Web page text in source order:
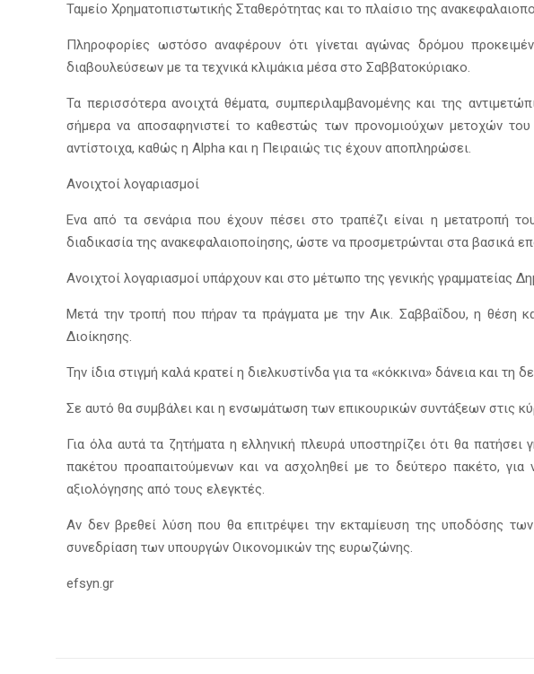
Ταμείο Χρηματοπιστωτικής Σταθερότητας και το πλαίσιο της
Πληροφορίες ωστόσο αναφέρουν ότι γίνεται αγώνας δρόμου
διαβουλεύσεων με τα τεχνικά κλιμάκια μέσα στο Σαββατοκύριακο.
Τα περισσότερα ανοιχτά θέματα, συμπεριλαμβανομένης και της
σήμερα να αποσαφηνιστεί το καθεστώς των προνομιούχων μετοχών
αντίστοιχα, καθώς η Alpha και η Πειραιώς τις έχουν αποπληρώσει.
Ανοιχτοί λογαριασμοί
Ενα από τα σενάρια που έχουν πέσει στο τραπέζι είναι η μετατροπή
διαδικασία της ανακεφαλαιοποίησης, ώστε να προσμετρώνται στα βασικά
Ανοιχτοί λογαριασμοί υπάρχουν και στο μέτωπο της γενικής γραμματείας
Μετά την τροπή που πήραν τα πράγματα με την Αικ. Σαββαΐδου, η θέση
Διοίκησης.
Την ίδια στιγμή καλά κρατεί η διελκυστίνδα για τα «κόκκινα» δάνεια και
Σε αυτό θα συμβάλει και η ενσωμάτωση των επικουρικών συντάξεων στις
Για όλα αυτά τα ζητήματα η ελληνική πλευρά υποστηρίζει ότι θα
πακέτου προαπαιτούμενων και να ασχοληθεί με το δεύτερο πακέτο,
αξιολόγησης από τους ελεγκτές.
Αν δεν βρεθεί λύση που θα επιτρέψει την εκταμίευση της υποδόσης
συνεδρίαση των υπουργών Οικονομικών της ευρωζώνης.
efsyn.gr